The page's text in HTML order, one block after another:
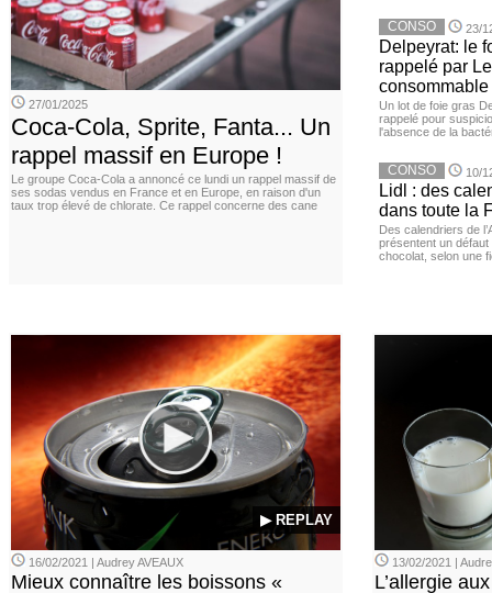
27/01/2025
Coca-Cola, Sprite, Fanta... Un
rappel massif en Europe !
Le groupe Coca-Cola a annoncé ce lundi un rappel massif de
ses sodas vendus en France et en Europe, en raison d'un
taux trop élevé de chlorate. Ce rappel concerne des cane
CONSO 23/
Delpeyrat: le
rappelé par
consommable
Un lot de foie gras
rappelé pour
l'absence de la
CONSO 10/
Lidl : des
dans toute la
Des calendriers de
présentent un défaut
chocolat, selon une
▶ REPLAY
16/02/2021 | Audrey AVEAUX
Mieux connaître les boissons «
13/02/2021 |
L’allergie